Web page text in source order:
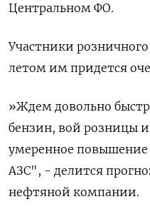
Центральном ФО.
Участники
летом им придется
»Ждем довольно
бензин, вой розницы
умеренное повышение
АЗС", - делится
нефтяной компании.